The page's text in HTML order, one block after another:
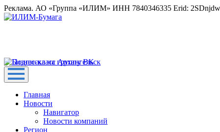
Реклама. АО «Группа «ИЛИМ» ИНН 7840346335 Erid:
Главная
Новости
Навигатор
Новости компаний
Регион